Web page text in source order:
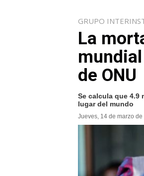
GRUPO
La
de ONU
Se calcula que 4.9
lugar del mundo
Jueves, 14 de marzo